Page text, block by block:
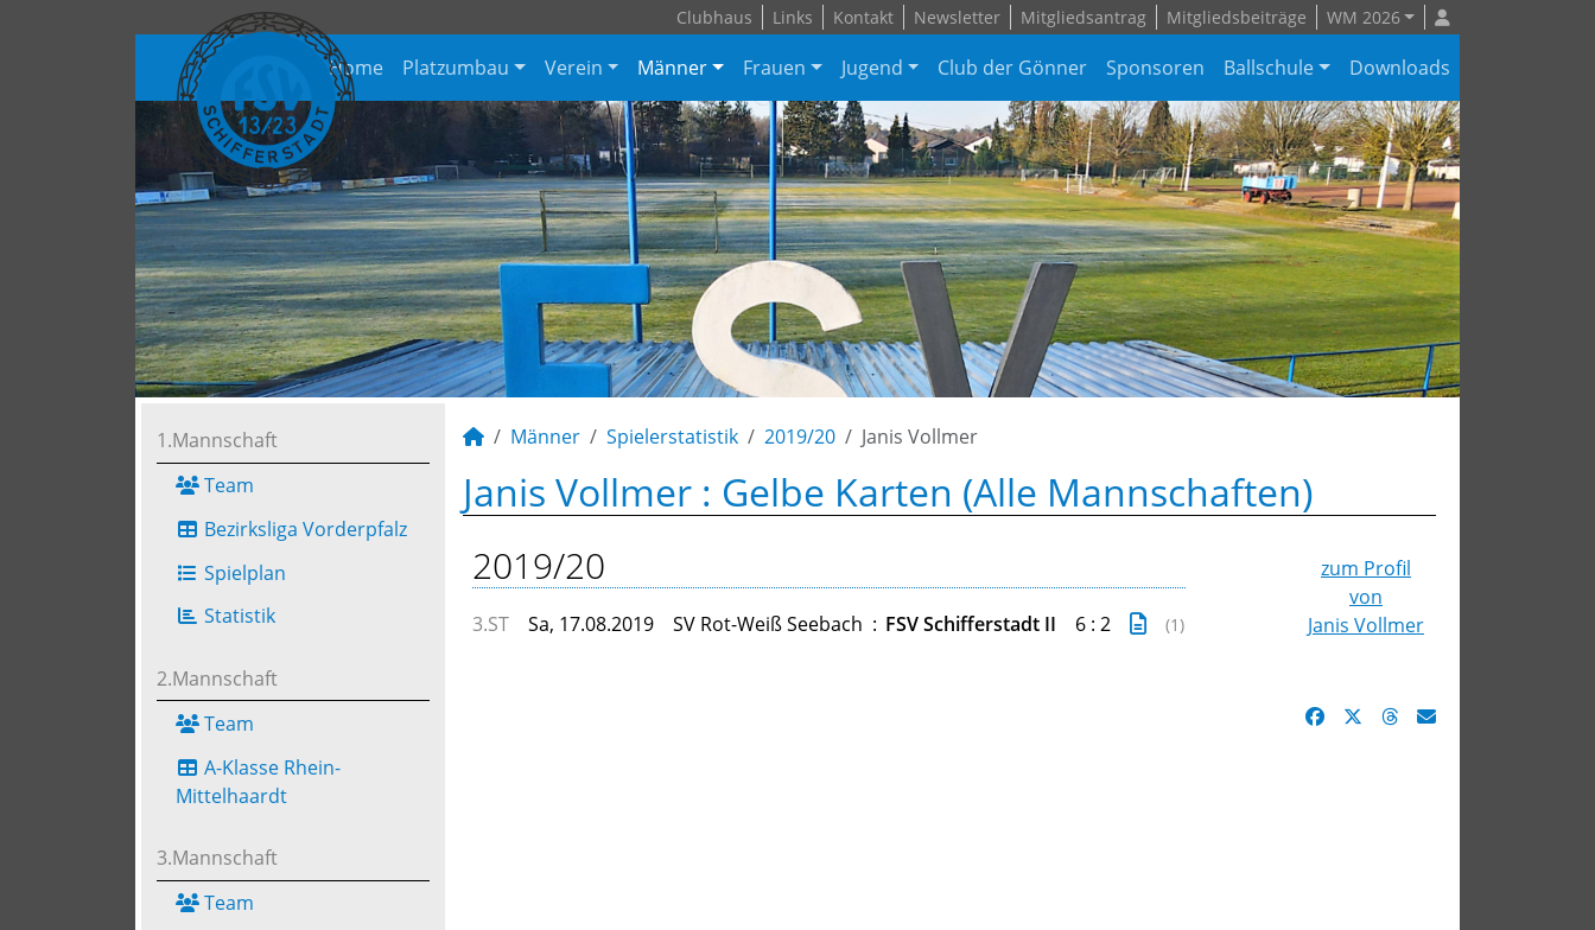
Clubhaus Links Kontakt Newsletter Mitgliedsantrag Mitgliedsbeiträge WM 2026
Home Platzumbau Verein Männer Frauen Jugend Club der Gönner Sponsoren Ballschule Downloads
1.Mannschaft
Team
Bezirksliga Vorderpfalz
Spielplan
Statistik
2.Mannschaft
Team
A-Klasse Rhein-
Mittelhaardt
3.Mannschaft
Team
Männer Spielerstatistik 2019/20 Janis Vollmer
Janis Vollmer : Gelbe Karten (Alle Mannschaften)
zum Profil
von
Janis Vollmer
2019/20
3.ST Sa, 17.08.2019 SV Rot-Weiß Seebach : FSV Schifferstadt II 6 : 2 (1)